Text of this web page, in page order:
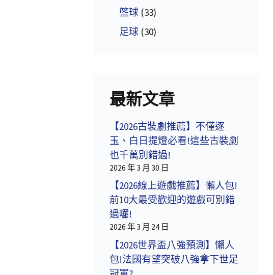
籃球 (33)
足球 (30)
最新文章
【2026古裝劇推薦】不僅逐
玉、白日提燈必看!這些古裝劇
也千萬別錯過!
2026 年 3 月 30 日
【2026線上遊戲推薦】懶人包!
前10大最受歡迎的遊戲可別錯
過囉!
2026 年 3 月 24 日
【2026世界盃八強預測】懶人
包!法國有望突破八強拿下世足